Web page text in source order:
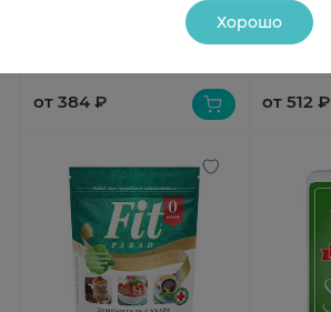
от 384 ₽
Под заказ
от 512 ₽
Хорошо